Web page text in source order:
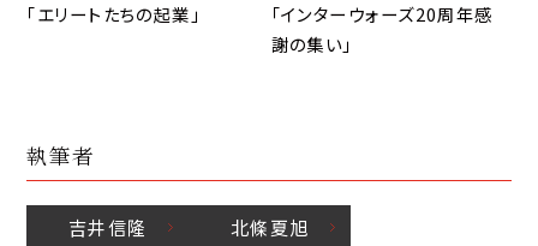
「エリートたちの起業」
「インターウォーズ20周年感
謝の集い」
執筆者
吉井信隆 北條夏旭